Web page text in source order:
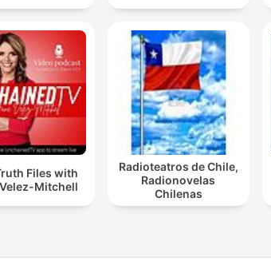
Files with
Mitchell
Radioteatros de Chile,
Radionovelas
Chilenas